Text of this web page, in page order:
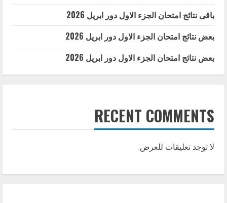
باقى نتائج امتحان الجزء الاول دور ابريل 2026
بعض نتائج امتحان الجزء الاول دور ابريل 2026
بعض نتائج امتحان الجزء الاول دور ابريل 2026
RECENT COMMENTS
لا توجد تعليقات للعرض.